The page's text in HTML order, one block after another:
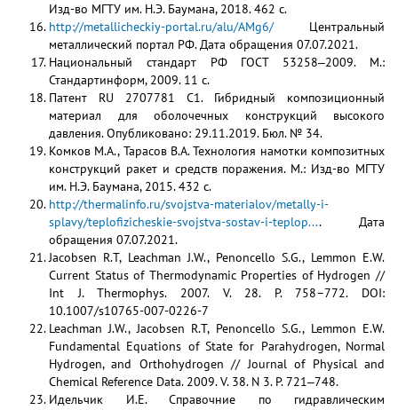
Изд-во МГТУ им. Н.Э. Баумана, 2018. 462 с.
http://metallicheckiy-portal.ru/alu/AMg6/Центральный
металлический портал РФ. Дата обращения 07.07.2021.
Национальный стандарт РФ ГОСТ 53258‒2009. М.:
Стандартинформ, 2009. 11 с.
Патент RU 2707781 C1. Гибридный композиционный
материал для оболочечных конструкций высокого
давления. Опубликовано: 29.11.2019. Бюл. № 34.
Комков М.А., Тарасов В.А. Технология намотки композитных
конструкций ракет и средств поражения. М.: Изд-во МГТУ
им. Н.Э. Баумана, 2015. 432 с.
http://thermalinfo.ru/svojstva-materialov/metally-i-
splavy/teplofizicheskie-svojstva-sostav-i-teplop.... Дата
обращения 07.07.2021.
Jacobsen R.T, Leachman J.W., Penoncello S.G., Lemmon E.W.
Current Status of Thermodynamic Properties of Hydrogen //
Int J. Thermophys. 2007. V. 28. P. 758–772. DOI:
10.1007/s10765-007-0226-7
Leachman J.W., Jacobsen R.T, Penoncello S.G., Lemmon E.W.
Fundamental Equations of State for Parahydrogen, Normal
Hydrogen, and Orthohydrogen // Journal of Physical and
Chemical Reference Data. 2009. V. 38. N 3. P. 721‒748.
Идельчик И.Е. Справочние по гидравлическим